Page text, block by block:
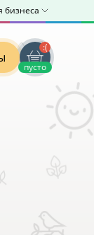
бизнеса
:(
пусто